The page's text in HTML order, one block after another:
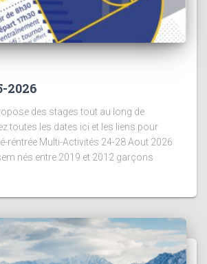
2026
des stages tout au long de
toutes les dates ici et les liens pour
réntrée Multi-Activités 24-28 Aout 2026
nés entre 2019 et 2012 garçons